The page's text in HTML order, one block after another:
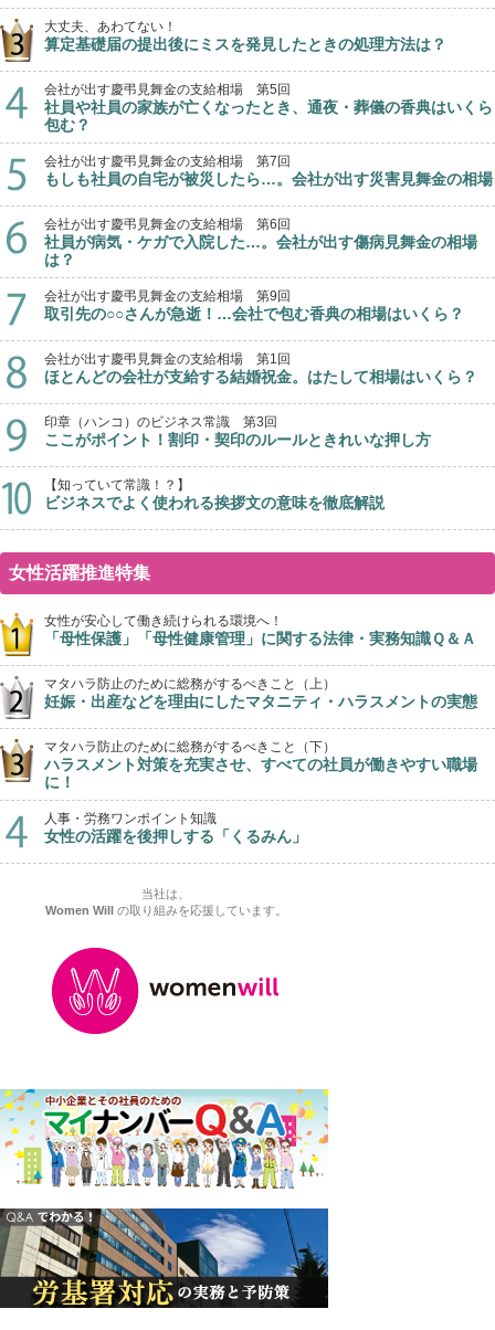
大丈夫、あわてない！
算定基礎届の提出後にミスを発見したときの処理方法は？
会社が出す慶弔見舞金の支給相場 第5回
社員や社員の家族が亡くなったとき、通夜・葬儀の香典はいくら
包む？
会社が出す慶弔見舞金の支給相場 第7回
もしも社員の自宅が被災したら…。会社が出す災害見舞金の相場
会社が出す慶弔見舞金の支給相場 第6回
社員が病気・ケガで入院した…。会社が出す傷病見舞金の相場
は？
会社が出す慶弔見舞金の支給相場 第9回
取引先の○○さんが急逝！…会社で包む香典の相場はいくら？
会社が出す慶弔見舞金の支給相場 第1回
ほとんどの会社が支給する結婚祝金。はたして相場はいくら？
印章（ハンコ）のビジネス常識 第3回
ここがポイント！割印・契印のルールときれいな押し方
【知っていて常識！？】
ビジネスでよく使われる挨拶文の意味を徹底解説
女性活躍推進特集
女性が安心して働き続けられる環境へ！
「母性保護」「母性健康管理」に関する法律・実務知識Ｑ＆Ａ
マタハラ防止のために総務がするべきこと（上）
妊娠・出産などを理由にしたマタニティ・ハラスメントの実態
マタハラ防止のために総務がするべきこと（下）
ハラスメント対策を充実させ、すべての社員が働きやすい職場
に！
人事・労務ワンポイント知識
女性の活躍を後押しする「くるみん」
当社は、
Women Will
の取り組みを応援しています。